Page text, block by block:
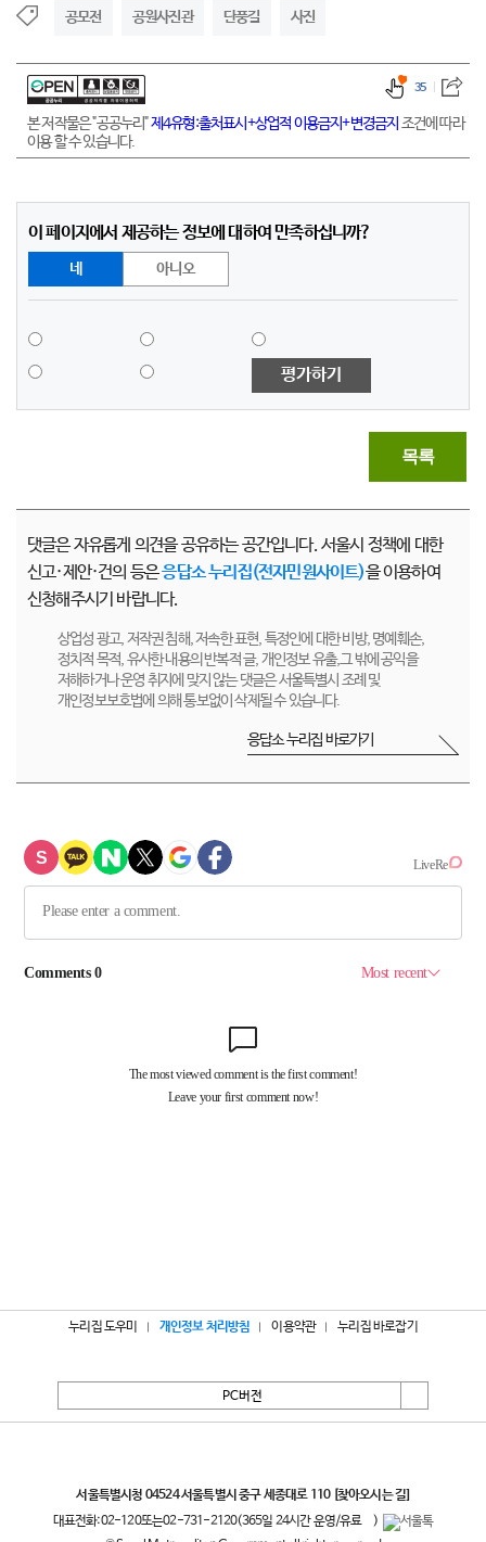
공모전 공원사진관 단풍길 사진
본 저작물은 "공공누리"제4유형:출처표시+상업적 이용금지+변경금지 조건에 따라
이용 할 수 있습니다.
35
이 페이지에서 제공하는 정보에 대하여 만족하십니까?
네 아니오
평가하기
목록
댓글은 자유롭게 의견을 공유하는 공간입니다. 서울시 정책에 대한
신고·제안·건의 등은응답소 누리집(전자민원사이트)을 이용하여
신청해주시기 바랍니다.
상업성 광고, 저작권 침해, 저속한 표현, 특정인에 대한 비방, 명예훼손,
정치적 목적, 유사한 내용의 반복적 글, 개인정보 유출,그 밖에 공익을
저해하거나 운영 취지에 맞지 않는 댓글은 서울특별시 조례 및
개인정보보호법에 의해 통보없이 삭제될 수 있습니다.
응답소 누리집 바로가기
누리집 도우미 개인정보 처리방침 이용약관 누리집 바로잡기
PC버전
서울특별시청 04524 서울특별시 중구 세종대로 110 [찾아오시는 길]
대표전화:02-120또는02-731-2120(365일 24시간 운영/유료
)